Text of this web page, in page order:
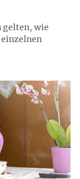
gelten, wie